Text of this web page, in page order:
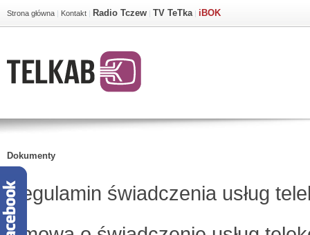
Strona główna | Kontakt | Radio Tczew | TV TeTka | iBOK
Dokumenty
Regulamin świadczenia usług